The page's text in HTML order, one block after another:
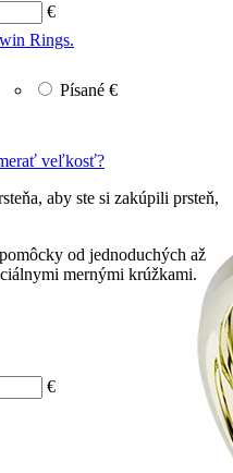
Rings.
€
Písané €
veľkosť?
aby ste si zakúpili prsteň,
od jednoduchých až
mernými krúžkami.
€